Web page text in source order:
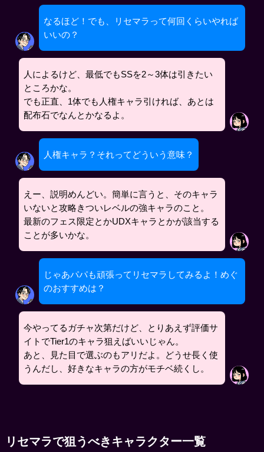
なるほど！でも、リセマラって何回くらいやれば
いいの？
人によるけど、最低でもSSを2～3体は引きたい
ところかな。
でも正直、1体でも人権キャラ引ければ、あとは
配布石でなんとかなるよ。
人権キャラ？それってどういう意味？
えー、説明めんどい。簡単に言うと、そのキャラ
いないと攻略きついレベルの強キャラのこと。
最新のフェス限定とかUDXキャラとかが該当する
ことが多いかな。
じゃあパパも頑張ってリセマラしてみるよ！めぐ
のおすすめは？
今やってるガチャ次第だけど、とりあえず評価サ
イトでTier1のキャラ狙えばいいじゃん。
あと、見た目で選ぶのもアリだよ。どうせ長く使
うんだし、好きなキャラの方がモチベ続くし。
リセマラで狙うべきキャラクター一覧